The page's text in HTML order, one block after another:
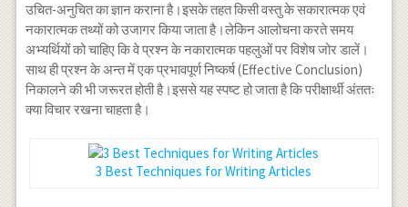
उचित-अनुचित का ज्ञान कराना है।इसके तहत किसी वस्तु के सकारात्मक एवं
नकारात्मक तथ्यों को उजागर किया जाता है।लेकिन आलोचना करते समय
अभ्यर्थियों को चाहिए कि वे प्रश्न के नकारात्मक पहलुओं पर विशेष जोर डालें।
साथ ही प्रश्न के अन्त में एक प्रभावपूर्ण निष्कर्ष (Effective Conclusion)
निकालने की भी जरूरत होती है।इससे यह स्पष्ट हो जाता है कि परीक्षार्थी अंततः
क्या विचार रखना चाहता है।
3 Best Techniques for Writing Articles